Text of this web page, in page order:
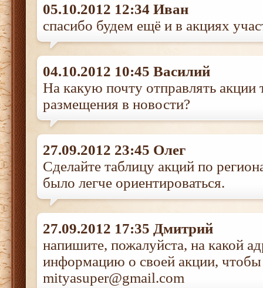
05.10.2012 12:34 Иван
спасибо будем ещё и в акциях
04.10.2012 10:45 Василий
На какую почту отправлять акции
размещения в новости?
27.09.2012 23:45 Олег
Сделайте таблицу акций по
было легче ориентироваться.
27.09.2012 17:35 Дмитрий
напишите, пожалуйста, на какой
информацию о своей акции, чтобы
mityasuper@gmail.com